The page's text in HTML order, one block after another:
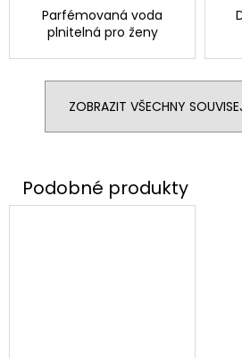
Parfémovaná voda
plnitelná pro ženy
ZOBRAZIT VŠECHNY